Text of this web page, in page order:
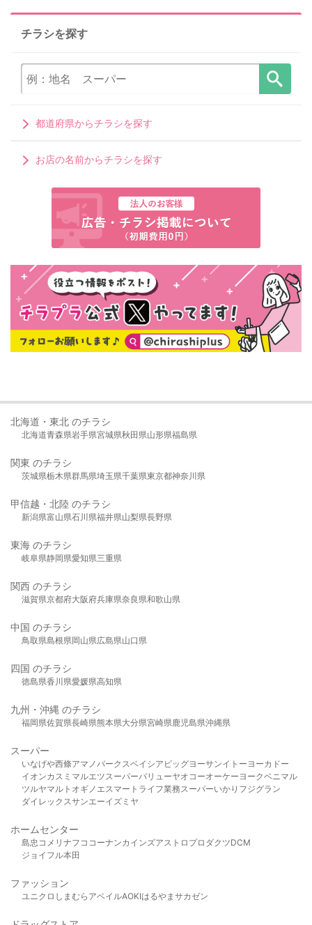
チラシを探す
都道府県からチラシを探す
お店の名前からチラシを探す
北海道・東北 のチラシ
北海道青森県岩手県宮城県秋田県山形県福島県
関東 のチラシ
茨城県栃木県群馬県埼玉県千葉県東京都神奈川県
甲信越・北陸 のチラシ
新潟県富山県石川県福井県山梨県長野県
東海 のチラシ
岐阜県静岡県愛知県三重県
関西 のチラシ
滋賀県京都府大阪府兵庫県奈良県和歌山県
中国 のチラシ
鳥取県島根県岡山県広島県山口県
四国 のチラシ
徳島県香川県愛媛県高知県
九州・沖縄 のチラシ
福岡県佐賀県長崎県熊本県大分県宮崎県鹿児島県沖縄県
スーパー
いなげや西條アマノパークスベイシア ビッグヨーサンイトーヨーカドー
イオンカスミ マルエツスーパーバリューヤオコーオーケー ヨークベニマル
ツルヤマルト オギノ エスマート ライフ業務スーパーいかり フジグラン
ダイレックスサンエーイズミヤ
ホームセンター
島忠 コメリ ナフコ コーナンカインズアストロプロダクツDCM
ジョイフル本田
ファッション
ユニクロ しまむら アベイルAOKIはるやま サカゼン